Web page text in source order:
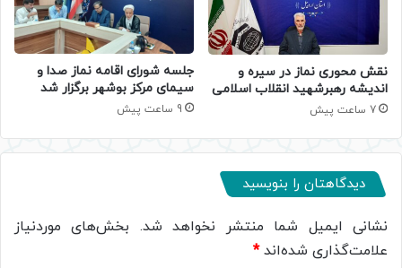
نقش محوری نماز در سیره و
اندیشه رهبرشهید انقلاب اسلامی
7 ساعت پیش
جلسه شورای اقامه نماز صدا و
سیمای مرکز بوشهر برگزار شد
9 ساعت پیش
دیدگاهتان را بنویسید
نشانی ایمیل شما منتشر نخواهد شد. بخش‌های موردنیاز
علامت‌گذاری شده‌اند*